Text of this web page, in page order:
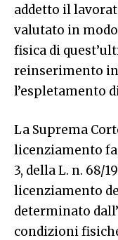
addetto il
valutato in
fisica di
reinserimento
l’espletamento
La Suprema
licenziamento
3, della L. n. 68/
licenziamento
determinato
condizioni